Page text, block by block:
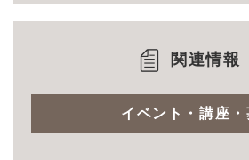
関連情報
イベント・講座・